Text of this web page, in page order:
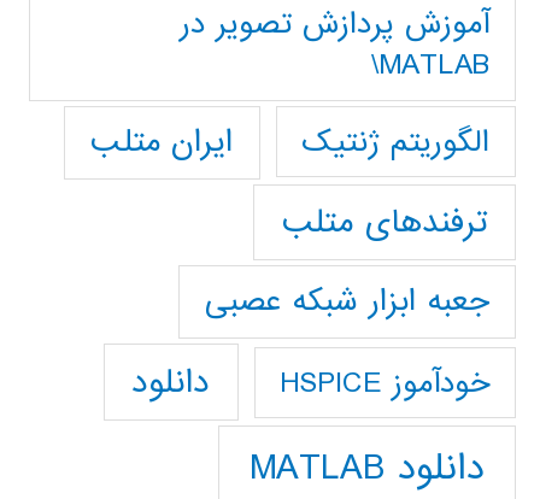
آموزش پردازش تصوير در
MATLAB\
الگوریتم ژنتیک
ایران متلب
ترفندهای متلب
جعبه ابزار شبکه عصبی
خودآموز HSPICE دانلود
دانلود MATLAB